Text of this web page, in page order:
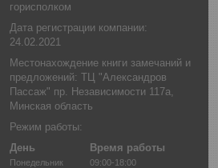
горисполком
Дата регистрации компании:
24.02.2021
Местонахождение книги замечаний и
предложений: ТЦ "Александров
Пассаж" пр. Независимости 117а,
Минская область
Режим работы:
День
Время работы
Понедельник
09:00-18:00